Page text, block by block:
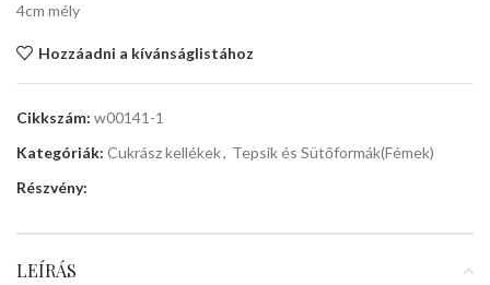
4cm mély
Hozzáadni a kívánságlistához
Cikkszám: w00141-1
Kategóriák: Cukrász kellékek, Tepsik és Sütőformák(Fémek)
Részvény:
LEÍRÁS